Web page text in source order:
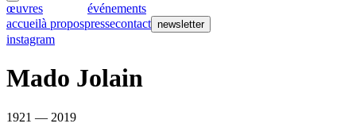
œuvres
événements
accueilà propospressecontact newsletter
instagram
Mado Jolain
1921 — 2019